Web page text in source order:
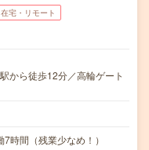
在宅・リモート
から徒歩12分／高輪ゲート
時間（残業少なめ！）